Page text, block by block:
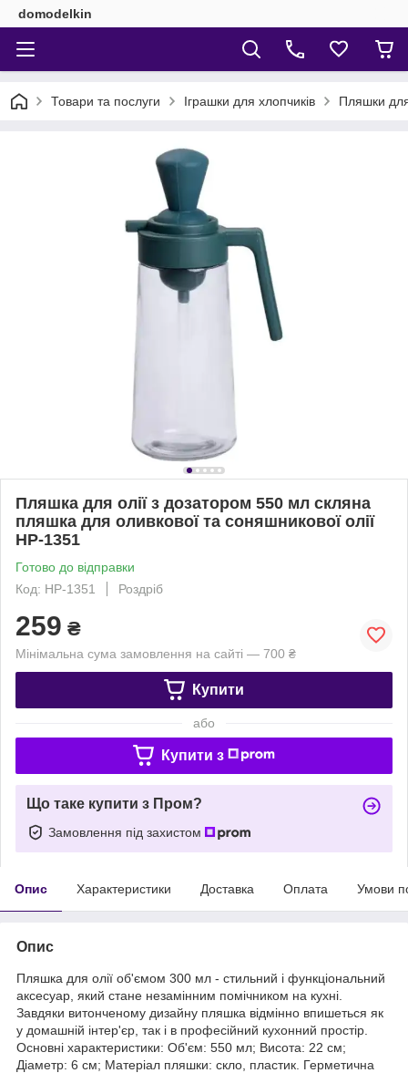
domodelkin
Товари та послуги Іграшки для хлопчиків Пляшки для
Пляшка для олії з дозатором 550 мл скляна
пляшка для оливкової та соняшникової олії
HP-1351
Готово до відправки
Код: HP-1351
Роздріб
259 ₴
Мінімальна сума замовлення на сайті — 700 ₴
Купити
або
Купити з
Що таке купити з Пром?
Замовлення під захистом
Опис Характеристики Доставка Оплата Умови
Опис
Пляшка для олії об'ємом 300 мл - стильний і функціональний
аксесуар, який стане незамінним помічником на кухні.
Завдяки витонченому дизайну пляшка відмінно впишеться як
у домашній інтер'єр, так і в професійний кухонний простір.
Основні характеристики: Об'єм: 550 мл; Висота: 22 см;
Діаметр: 6 см; Матеріал пляшки: скло, пластик. Герметична